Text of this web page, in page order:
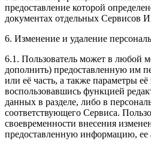
предоставление которой
документах отдельных Сервисов
6. Изменение и удаление
6.1. Пользователь может в любой
дополнить) предоставленную им
или её часть, а также параметры
воспользовавшись функцией
данных в разделе, либо в
соответствующего Сервиса.
своевременности внесения
предоставленную информацию, ее